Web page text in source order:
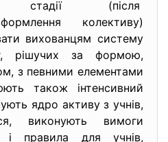
(після
колективу)
вихованцям систему
рішучих за формою,
з певними елементами
також інтенсивний
ядро активу з учнів,
виконують вимоги
і правила для учнів,